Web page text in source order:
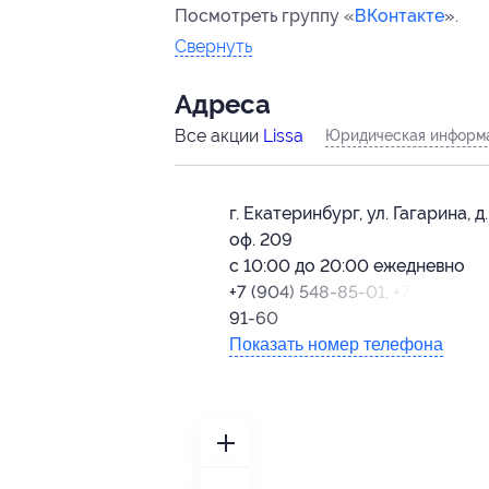
Посмотреть группу «ВКонтакте».
Свернуть
Адресa
Все акции Lissa Юридическая
г. Екатеринбург, ул. Гагарина,
оф. 209
с 10:00 до 20:00 ежедневно
+7 (904) 548-85-01, +7 (982) 652-
91-60
Показать номер телефона